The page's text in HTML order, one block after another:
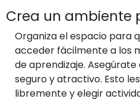
Crea un ambiente
Organiza el espacio para
acceder fácilmente a los
de aprendizaje.
seguro y atractivo. Esto
libremente y elegir